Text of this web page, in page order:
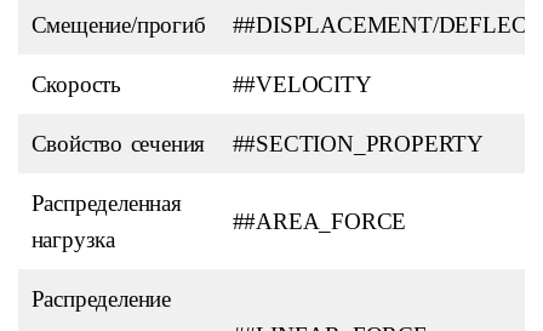
Смещение/прогиб ##DISPLACEMENT/
Скорость ##VELOCITY
Свойство сечения ##SECTION_PROPERTY
Распределенная
нагрузка
##AREA_FORCE
Распределение